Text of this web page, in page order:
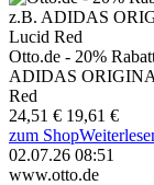
Otto.de - 20%
ADIDAS
Red
24,51 € 19,61 €
zum Shop
02.07.26 08:51
www.otto.de